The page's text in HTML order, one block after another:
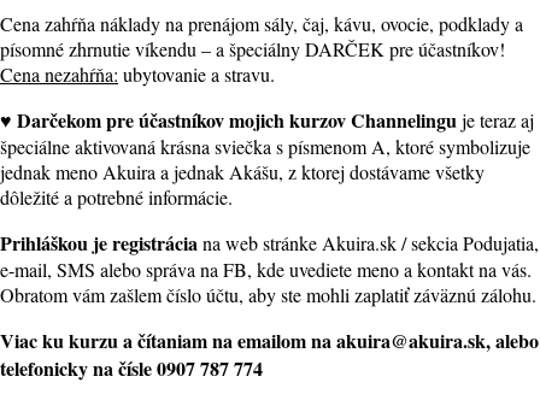
Cena zahŕňa náklady na prenájom sály, čaj, kávu, ovocie, podklady a
písomné zhrnutie víkendu – a špeciálny DARČEK pre účastníkov!
Cena nezahŕňa: ubytovanie a stravu.
♥ Darčekom pre účastníkov mojich kurzov Channelinguje teraz aj
špeciálne aktivovaná krásna sviečka s písmenom A, ktoré symbolizuje
jednak meno Akuira a jednak Akášu, z ktorej dostávame všetky
dôležité a potrebné informácie.
Prihláškou je registráciana web stránke Akuira.sk / sekcia Podujatia,
e-mail, SMS alebo správa na FB, kde uvediete meno a kontakt na vás.
Obratom vám zašlem číslo účtu, aby ste mohli zaplatiť záväznú zálohu.
Viac ku kurzu a čítaniam na emailom na akuira@akuira.sk, alebo
telefonicky na čísle 0907 787 774